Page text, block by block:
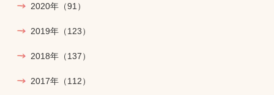
2020年 （91）
2019年 （123）
2018年 （137）
2017年 （112）